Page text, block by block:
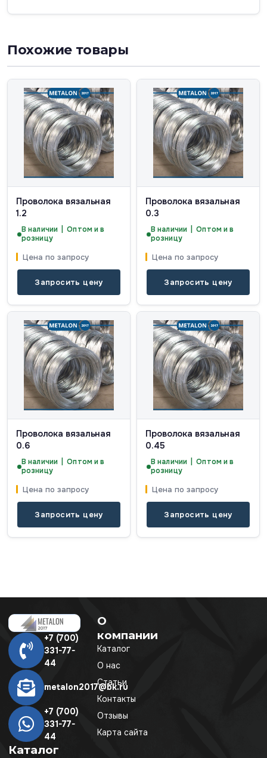
Похожие товары
Проволока вязальная
1.2
В наличии | Оптом и в
розницу
Цена по запросу
Запросить цену
Проволока вязальная
0.3
В наличии | Оптом и в
розницу
Цена по запросу
Запросить цену
Проволока вязальная
0.6
В наличии | Оптом и в
розницу
Цена по запросу
Запросить цену
Проволока вязальная
0.45
В наличии | Оптом и в
розницу
Цена по запросу
Запросить цену
+7 (700)
331-77-
44
metalon2017@bk.ru
+7 (700)
331-77-
44
Каталог
О
компании
Каталог
О нас
Статьи
Контакты
Отзывы
Карта сайта